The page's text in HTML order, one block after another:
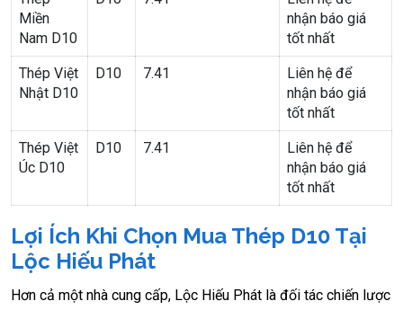
Miền
Nam D10
nhận báo giá
tốt nhất
Thép Việt
Nhật D10
D10 7.41
Liên hệ để
nhận báo giá
tốt nhất
Thép Việt
Úc D10
D10 7.41
Liên hệ để
nhận báo giá
tốt nhất
Lợi Ích Khi Chọn Mua Thép D10 Tại
Lộc Hiếu Phát
Hơn cả một nhà cung cấp, Lộc Hiếu Phát là đối tác chiến lược